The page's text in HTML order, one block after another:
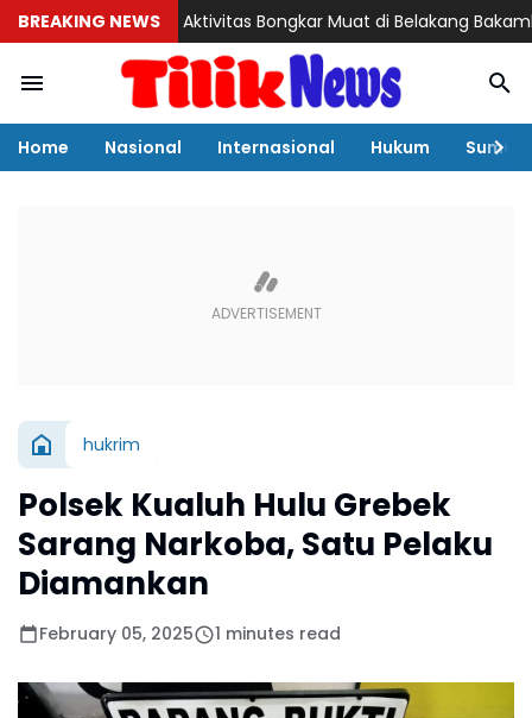
BREAKING NEWS
Misteri Aktivitas Bongkar Muat di Belakang Bakamla Barelang,
Home Nasional Internasional Hukum Sumut
hukrim
Polsek Kualuh Hulu Grebek
Sarang Narkoba, Satu Pelaku
Diamankan
February 05, 2025 1 minutes read